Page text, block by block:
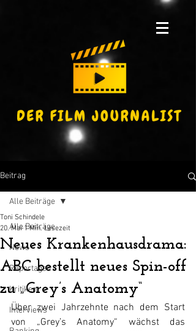
Beitrag
Alle Beiträge
News
Reportagen
Kritiken
Interviews
Alle Beiträge
Neues Krankenhausdrama:
ABC bestellt neues Spin-off
zu „Grey’s Anatomy“
Toni Schindele
20. Mai 1 Min. Lesezeit
Über zwei Jahrzehnte nach dem Start
von „Grey’s Anatomy“ wächst das